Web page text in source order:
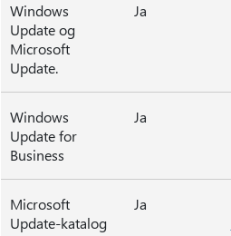
Windows
Update og
Microsoft
Update.
Ja
Windows
Update for
Business
Ja
Microsoft
Update-katalog
Ja